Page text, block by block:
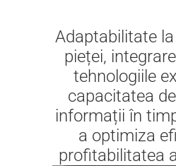
Adaptabilitate
pieței,
tehnologiile
capacitatea
informații în
a optimiza
profitabilitatea